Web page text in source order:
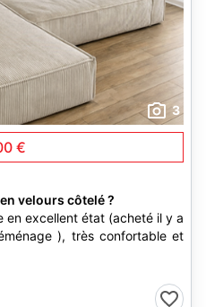
3
€
velours côtelé ?
en excellent état (acheté il y a
), très confortable et